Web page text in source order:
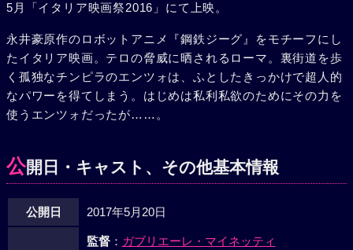
5月「イタリア映画祭2016」にて上映。
永井豪原作のロボットアニメ『鋼鉄ジーグ』をモチーフにし
たイタリア映画。テロの脅威に晒されるローマ。裏街道を歩
く孤独なチンピラのエンツォは、ふとしたきっかけで超人的
なパワーを得てしまう。はじめは私利私欲のためにその力を
使うエンツォだったが……。
公開日・キャスト、その他基本情報
公開日 2017年5月20日
監督： ガブリエーレ・マイネッティ